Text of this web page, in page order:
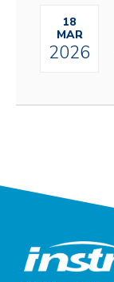
18
MAR
2026